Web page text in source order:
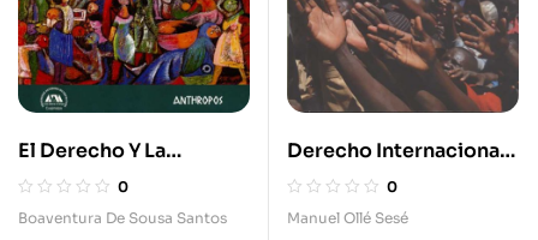
El Derecho Y La
Globalización Desde
Abajo
0
Boaventura De Sousa Santos
Derecho Internacional
De Los Derechos
Humanos: Su Vigencia
0
Manuel Ollé Sesé